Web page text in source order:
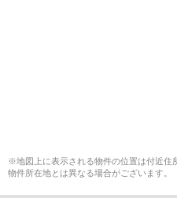
※地図上に表示される物件の位置は付近住
物件所在地とは異なる場合がございます。